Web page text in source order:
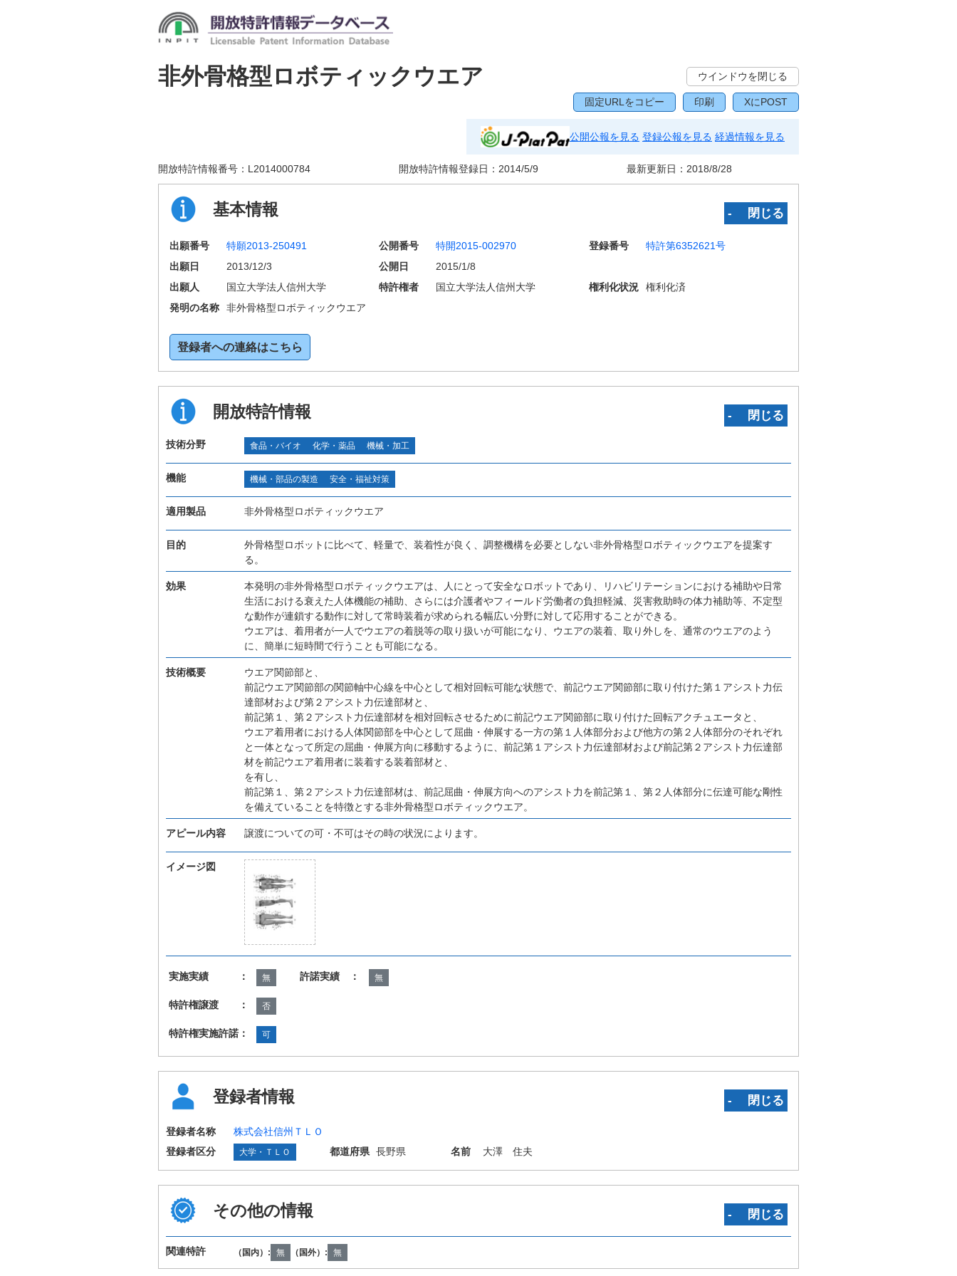
非外骨格型ロボティックウエア ウインドウを閉じる
固定URLをコピー 印刷 XにPOST
公開公報を見る 登録公報を見る 経過情報を見る
開放特許情報番号： L2014000784 開放特許情報登録日： 2014/5/9 最新更新日： 2018/8/28
基本情報 ‐ 閉じる
出願番号 特願2013-250491 公開番号 特開2015-002970 登録番号
特許第6352621号
出願日
2013/12/3 公開日
2015/1/8
出願人
国立大学法人信州大学 特許権者 国立大学法人信州大学 権利化状況
権利化済
発明の名称
非外骨格型ロボティックウエア
登録者への連絡はこちら
開放特許情報 ‐ 閉じる
技術分野 食品・バイオ 化学・薬品 機械・加工
機能 機械・部品の製造 安全・福祉対策
適用製品 非外骨格型ロボティックウエア
目的
外骨格型ロボットに比べて、軽量で、装着性が良く、調整機構を必要としない非外骨格型ロボティックウエアを提案す
る。
効果
本発明の非外骨格型ロボティックウエアは、人にとって安全なロボットであり、リハビリテーションにおける補助や日常
生活における衰えた人体機能の補助、さらには介護者やフィールド労働者の負担軽減、災害救助時の体力補助等、不定型
な動作が連鎖する動作に対して常時装着が求められる幅広い分野に対して応用することができる。
ウエアは、着用者が一人でウエアの着脱等の取り扱いが可能になり、ウエアの装着、取り外しを、通常のウエアのよう
に、簡単に短時間で行うことも可能になる。
技術概要
ウエア関節部と、
前記ウエア関節部の関節軸中心線を中心として相対回転可能な状態で、前記ウエア関節部に取り付けた第１アシスト力伝
達部材および第２アシスト力伝達部材と、
前記第１、第２アシスト力伝達部材を相対回転させるために前記ウエア関節部に取り付けた回転アクチュエータと、
ウエア着用者における人体関節部を中心として屈曲・伸展する一方の第１人体部分および他方の第２人体部分のそれぞれ
と一体となって所定の屈曲・伸展方向に移動するように、前記第１アシスト力伝達部材および前記第２アシスト力伝達部
材を前記ウエア着用者に装着する装着部材と、
を有し、
前記第１、第２アシスト力伝達部材は、前記屈曲・伸展方向へのアシスト力を前記第１、第２人体部分に伝達可能な剛性
を備えていることを特徴とする非外骨格型ロボティックウエア。
アピール内容 譲渡についての可・不可はその時の状況によります。
イメージ図
実施実績 ： 無 許諾実績 ： 無
特許権譲渡 ： 否
特許権実施許諾： 可
登録者情報 ‐ 閉じる
登録者名称
株式会社信州ＴＬＯ
登録者区分
大学・ＴＬＯ 都道府県 長野県 名前 大澤 住夫
その他の情報 ‐ 閉じる
国際特許分類
（IPC第8版）
A61H3/00 B25J11/00